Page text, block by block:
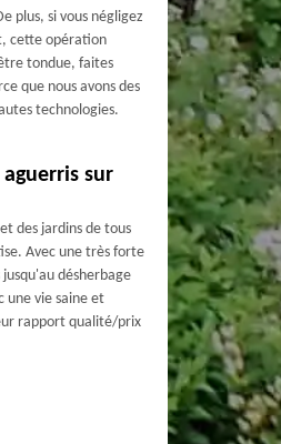
plus, si vous négligez
cette opération
tondue, faites
que nous avons des
technologies.
sur
des jardins de tous
Avec une très forte
désherbage
une vie saine et
rapport qualité/prix